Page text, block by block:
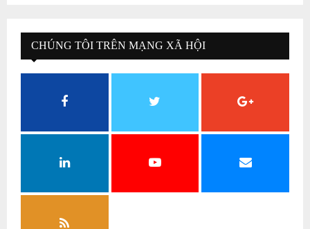
CHÚNG TÔI TRÊN MẠNG XÃ HỘI